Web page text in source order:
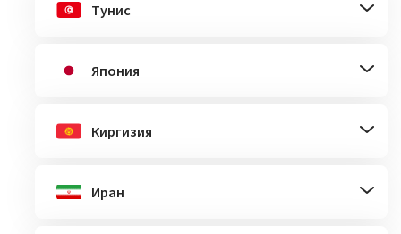
Тунис
Япония
Киргизия
Иран